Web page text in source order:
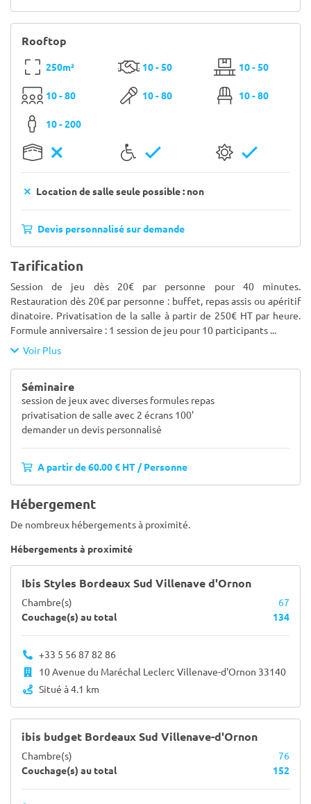
Rooftop
250m² 10 - 50 10 - 50
10 - 80 10 - 80 10 - 80
10 - 200
Location de salle seule possible : non
Devis personnalisé sur demande
Tarification
Session de jeu dès 20€ par personne pour 40 minutes.
Restauration dès 20€ par personne : buffet, repas assis ou apéritif
dinatoire. Privatisation de la salle à partir de 250€ HT par heure.
Formule anniversaire : 1 session de jeu pour 10 participants ...
Voir Plus
Séminaire
session de jeux avec diverses formules repas
privatisation de salle avec 2 écrans 100'
demander un devis personnalisé
A partir de 60.00 € HT / Personne
Hébergement
De nombreux hébergements à proximité.
Hébergements à proximité
Ibis Styles Bordeaux Sud Villenave d'Ornon
Chambre(s)
67
Couchage(s) au total
134
+33 5 56 87 82 86
10 Avenue du Maréchal Leclerc Villenave-d'Ornon 33140
Situé à 4.1 km
ibis budget Bordeaux Sud Villenave-d'Ornon
Chambre(s)
76
Couchage(s) au total
152